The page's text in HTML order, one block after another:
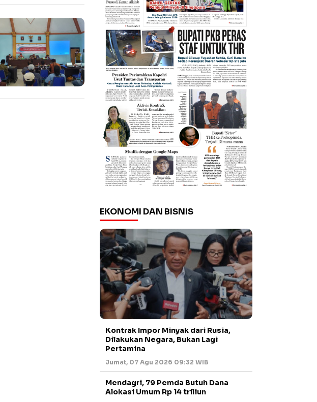
EKONOMI DAN BISNIS
Kontrak Impor Minyak dari Rusia,
Dilakukan Negara, Bukan Lagi
Pertamina
Jumat, 07 Agu 2026 09:32 WIB
Mendagri, 79 Pemda Butuh Dana
Alokasi Umum Rp 14 triliun